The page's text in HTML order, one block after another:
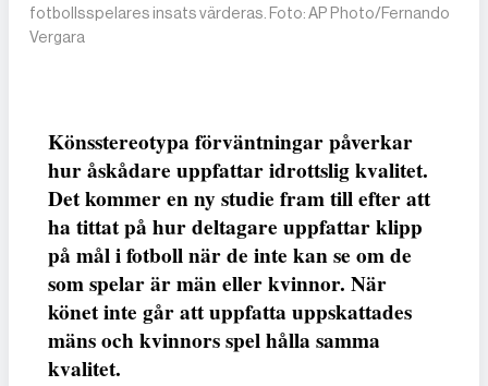
fotbollsspelares insats värderas. Foto: AP Photo/Fernando
Vergara
Könsstereotypa förväntningar påverkar
hur åskådare uppfattar idrottslig kvalitet.
Det kommer en ny studie fram till efter att
ha tittat på hur deltagare uppfattar klipp
på mål i fotboll när de inte kan se om de
som spelar är män eller kvinnor. När
könet inte går att uppfatta uppskattades
mäns och kvinnors spel hålla samma
kvalitet.